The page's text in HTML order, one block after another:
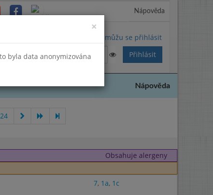
Nápověda
Nemůžu se přihlásit
Nápověda
Obsahuje alergeny
7, 1a, 1c
×
byla data anonymizována